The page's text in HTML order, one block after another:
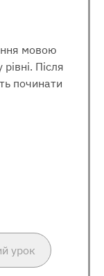
мовою
Після
починати
урок